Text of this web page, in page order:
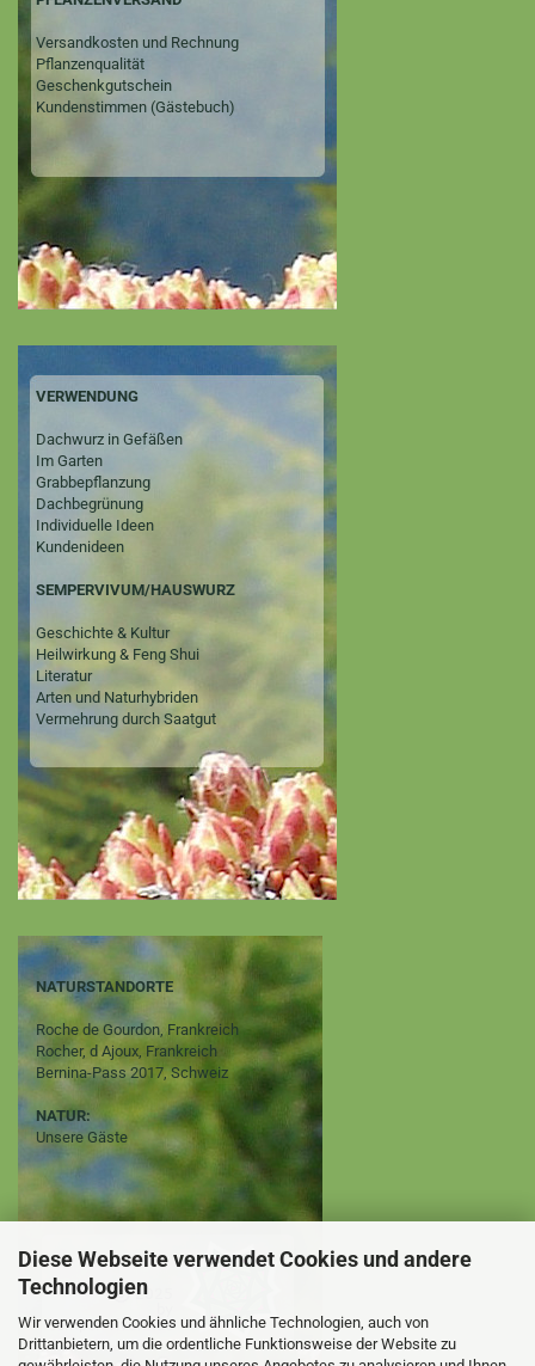
Diese Webseite verwendet Cookies und andere
Technologien
Wir verwenden Cookies und ähnliche Technologien, auch von
Drittanbietern, um die ordentliche Funktionsweise der Website zu
Versandkosten und Rechnung
Pflanzenqualität
Geschenkgutschein
Kundenstimmen (Gästebuch)
VERWENDUNG
Dachwurz in Gefäßen
Im Garten
Grabbepflanzung
Dachbegrünung
Individuelle Ideen
Kundenideen
SEMPERVIVUM/HAUSWURZ
Geschichte & Kultur
Heilwirkung & Feng Shui
Literatur
Arten und Naturhybriden
Vermehrung durch Saatgut
NATURSTANDORTE
Roche de Gourdon, Frankreich
Rocher, d Ajoux, Frankreich
Bernina-Pass 2017, Schweiz
NATUR:
Unsere Gäste